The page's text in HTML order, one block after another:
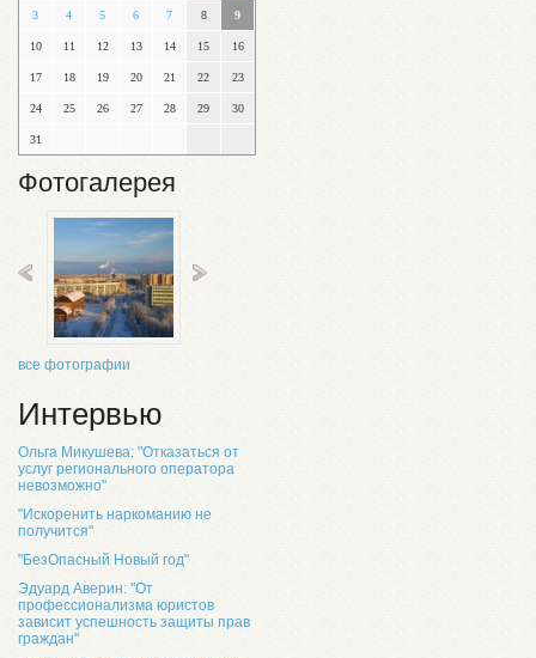
3 4 5 6 7 8 9
10 11 12 13 14 15 16
17 18 19 20 21 22 23
24 25 26 27 28 29 30
31
Фотогалерея
все фотографии
Интервью
Ольга Микушева: "Отказаться от
услуг регионального оператора
невозможно"
"Искоренить наркоманию не
получится"
"БезОпасный Новый год"
Эдуард Аверин: "От
профессионализма юристов
зависит успешность защиты прав
граждан"